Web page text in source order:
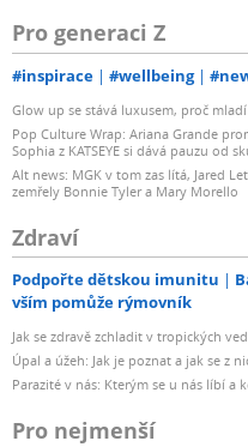
Pro generaci Z
#inspirace #wellbeing
Glow up se stává luxusem, proč
Pop Culture Wrap: Ariana Grande
Sophia z KATSEYE si dává pauzu od
Alt news: MGK v tom zas lítá, Jared
zemřely Bonnie Tyler a Mary Morello
Zdraví
Podpořte dětskou imunitu
vším pomůže rýmovník
Jak se zdravě zchladit v tropických
Úpal a úžeh: Jak je poznat a jak se z
Parazité v nás: Kterým se u nás líbí a
Pro nejmenší